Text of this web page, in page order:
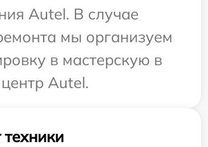
Autel. В случае
мы организуем
в мастерскую в
Autel.